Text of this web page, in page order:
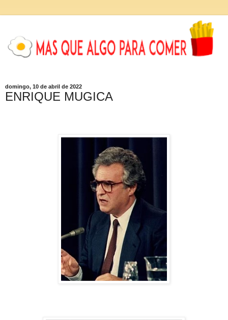
domingo, 10 de abril de 2022
ENRIQUE MUGICA